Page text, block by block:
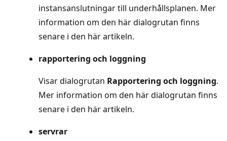
instansanslutningar till underhållsplanen. Mer
information om den här dialogrutan finns
senare i den här artikeln.
rapportering och loggning
Visar dialogrutan Rapportering och loggning.
Mer information om den här dialogrutan finns
senare i den här artikeln.
servrar